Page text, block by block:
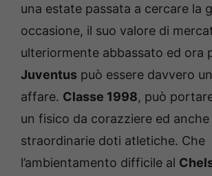
una estate passata a cercare la
occasione, il suo valore di
ulteriormente abbassato ed ora
Juventus può essere davvero
affare. Classe 1998, può
un fisico da corazziere ed anche
straordinarie doti atletiche. Che
l’ambientamento difficile al